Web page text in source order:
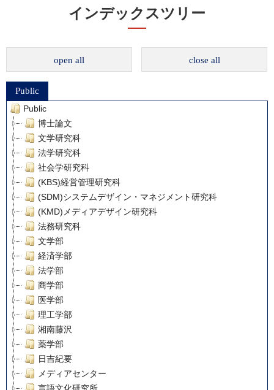
インデックスツリー
open all close all
Public
Public
博士論文
文学研究科
法学研究科
社会学研究科
(KBS)経営管理研究科
(SDM)システムデザイン・マネジメント研究科
(KMD)メディアデザイン研究科
法務研究科
文学部
経済学部
法学部
商学部
医学部
理工学部
湘南藤沢
薬学部
日吉紀要
メディアセンター